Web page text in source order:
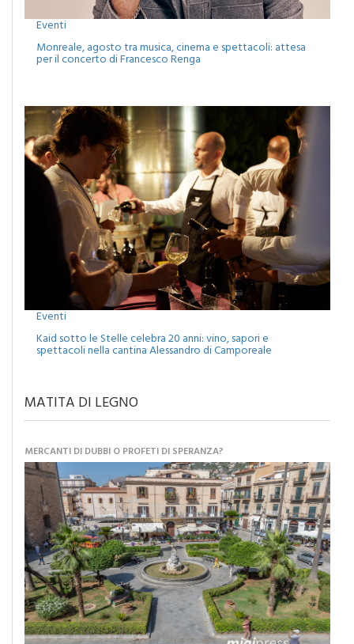
Monreale, agosto tra musica, cinema e spettacoli: attesa
per il concerto di Francesco Renga
Kaid sotto le Stelle celebra 20 anni: vino, sapori e
spettacoli nella cantina Alessandro di Camporeale